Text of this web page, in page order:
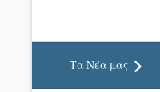
Τα Νέα μας